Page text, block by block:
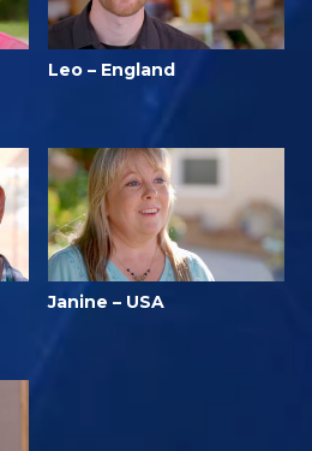
Leo – England
Janine – USA